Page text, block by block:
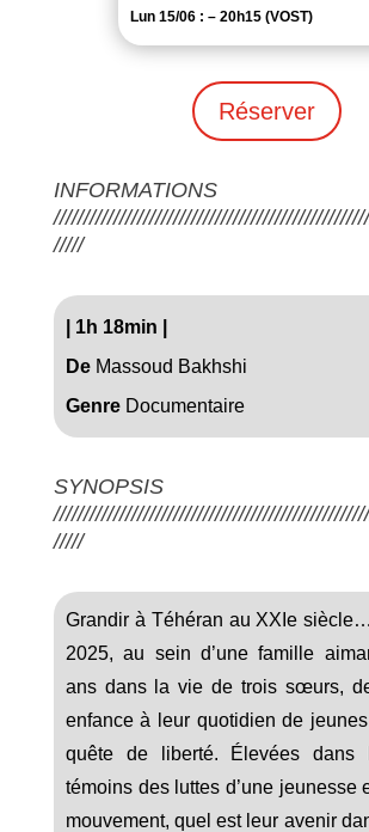
Lun 15/06 : – 20h15 (VOST)
Réserver
INFORMATIONS
/////
1h 18min
DeMassoud Bakhshi
GenreDocumentaire
SYNOPSIS
/////
Grandir à Téhéran au XXIe
2025, au sein d’une famille
ans dans la vie de trois sœurs,
enfance à leur quotidien de
quête de liberté. Élevées dans
témoins des luttes d’une jeunesse
mouvement, quel est leur avenir